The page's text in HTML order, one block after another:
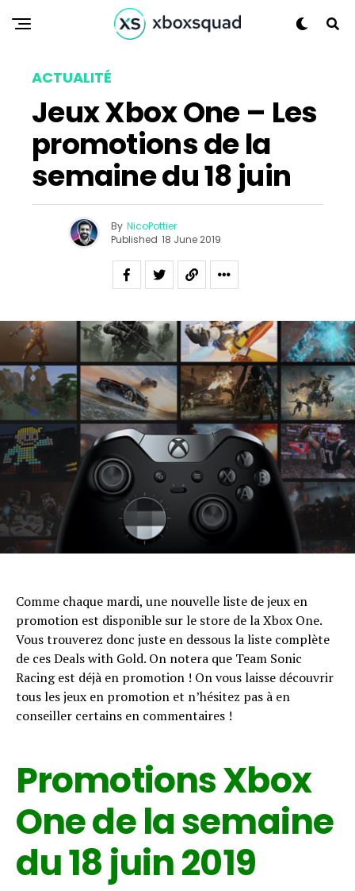
ACTUALITÉ
Jeux Xbox One – Les
promotions de la
semaine du 18 juin
By NicoPottier
Published 18 June 2019
Comme chaque mardi, une nouvelle liste de jeux en
promotion est disponible sur le store de la Xbox One.
Vous trouverez donc juste en dessous la liste complète
de ces Deals with Gold. On notera que Team Sonic
Racing est déjà en promotion ! On vous laisse découvrir
tous les jeux en promotion et n’hésitez pas à en
conseiller certains en commentaires !
Promotions Xbox
One de la semaine
du 18 juin 2019